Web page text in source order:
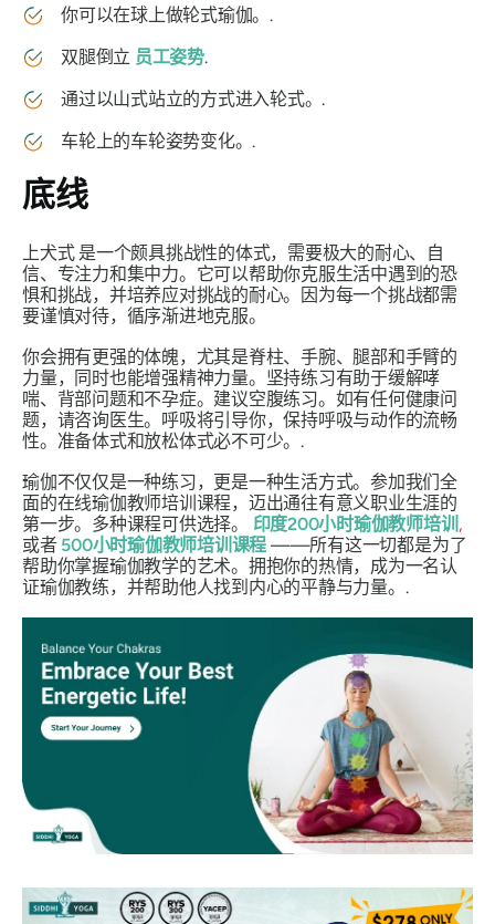
你可以在球上做轮式瑜伽。.
双腿倒立 员工姿势.
通过以山式站立的方式进入轮式。.
车轮上的车轮姿势变化。.
底线
上犬式是一个颇具挑战性的体式，需要极大的耐心、自
信、专注力和集中力。它可以帮助你克服生活中遇到的恐
惧和挑战，并培养应对挑战的耐心。因为每一个挑战都需
要谨慎对待，循序渐进地克服。
你会拥有更强的体魄，尤其是脊柱、手腕、腿部和手臂的
力量，同时也能增强精神力量。坚持练习有助于缓解哮
喘、背部问题和不孕症。建议空腹练习。如有任何健康问
题，请咨询医生。呼吸将引导你，保持呼吸与动作的流畅
性。准备体式和放松体式必不可少。.
瑜伽不仅仅是一种练习，更是一种生活方式。参加我们全
面的在线瑜伽教师培训课程，迈出通往有意义职业生涯的
第一步。多种课程可供选择。
印度200小时瑜伽教师培训 ,
或者 500小时瑜伽教师培训课程 ——所有这一切都是为了
帮助你掌握瑜伽教学的艺术。拥抱你的热情，成为一名认
证瑜伽教练，并帮助他人找到内心的平静与力量。.